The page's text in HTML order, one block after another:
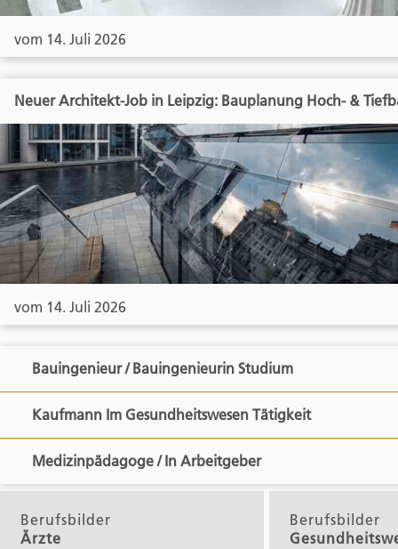
vom 14. Juli 2026
Neuer Architekt-Job in Leipzig: Bauplanung Hoch- &
vom 14. Juli 2026
Bauingenieur / Bauingenieurin Studium
Kaufmann Im Gesundheitswesen Tätigkeit
Medizinpädagoge / In Arbeitgeber
Berufsbilder
Ärzte
Berufsbilder